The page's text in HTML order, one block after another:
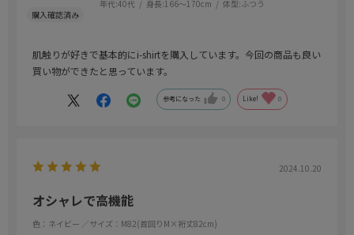
年代:40代 身長:166～170cm 体型:ふつう
肌触りが好きで基本的にi-shirtを購入しています。今回の商品も良い
買い物ができたと思っています。
参考になった 0 Like! 0
2024.10.20
オシャレで高機能
色：ネイビー ／サイズ：M82(首回りM×裄丈82cm)